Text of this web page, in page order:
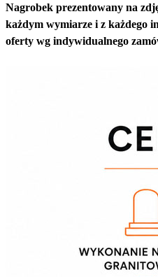
Nagrobek prezentowany na
każdym wymiarze i z każdego
oferty wg indywidualnego